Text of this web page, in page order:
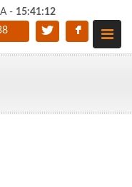
- 15:41:13